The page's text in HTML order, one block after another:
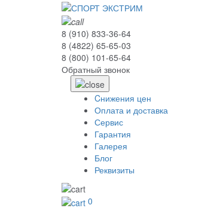
8 (910) 833-36-64
8 (4822) 65-65-03
8 (800) 101-65-64
Обратный звонок
Cнижения цен
Оплата и доставка
Сервис
Гарантия
Галерея
Блог
Реквизиты
0